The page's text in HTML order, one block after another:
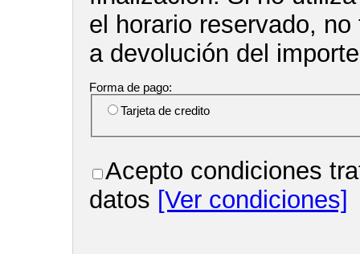
el horario reservado,
a devolución del
Forma de pago:
Tarjeta de credito
Acepto condiciones
datos [Ver condiciones]